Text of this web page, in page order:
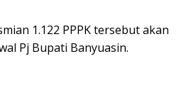
1.122 PPPK tersebut akan
Pj Bupati Banyuasin.